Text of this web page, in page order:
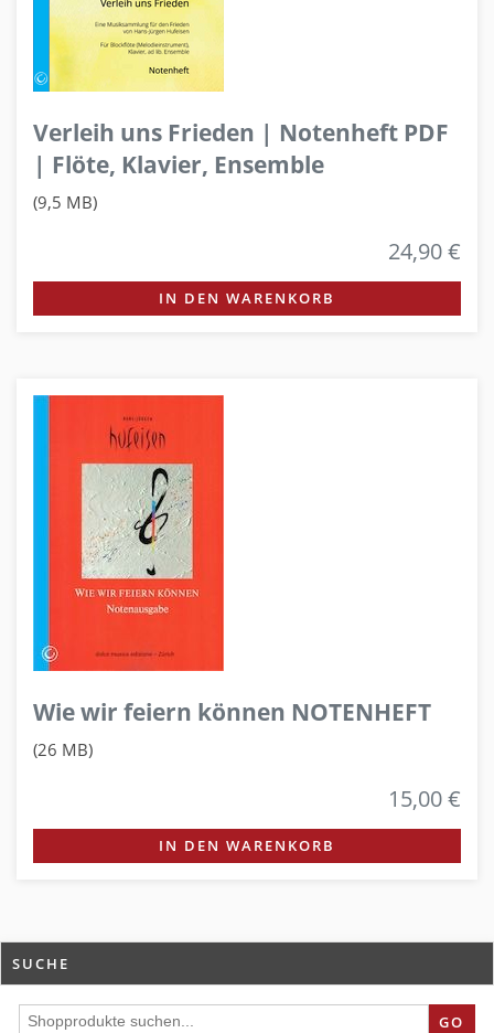
Verleih uns Frieden | Notenheft PDF
| Flöte, Klavier, Ensemble
(9,5 MB)
24,90 €
IN DEN WARENKORB
Wie wir feiern können NOTENHEFT
(26 MB)
15,00 €
IN DEN WARENKORB
SUCHE
GO